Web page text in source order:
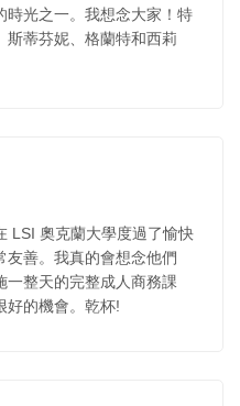
時光之一。我想念大家！特
斯蒂芬妮、格蘭特和西莉
LSI 奧克蘭大學度過了愉快
友善。我真的會想念他們
一整天的完整成人商務課
好的機會。乾杯!